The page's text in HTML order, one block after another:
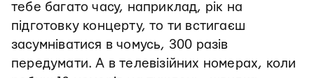
тебе багато часу, наприклад, рік на
підготовку концерту, то ти встигаєш
засумніватися в чомусь, 300 разів
передумати. А в телевізійних номерах, коли